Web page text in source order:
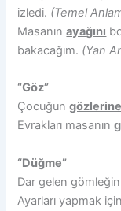
izledi. (Temel
Masanınayağını
bakacağım. (Yan
“Göz”
Çocuğungözlerine
Evrakları masanın
“Düğme”
Dar gelen
Ayarları yapmak